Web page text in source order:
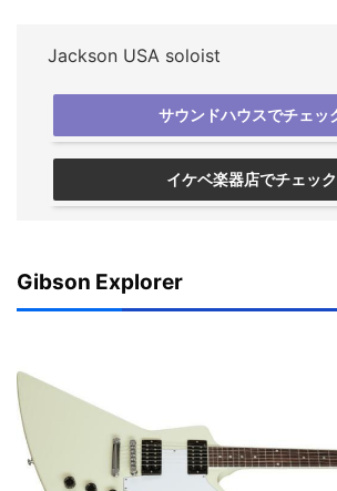
Jackson USA soloist
サウンドハウスでチェッ
イケベ楽器店でチェック
Gibson Explorer